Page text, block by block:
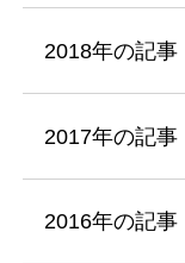
2018年の記事
2017年の記事
2016年の記事